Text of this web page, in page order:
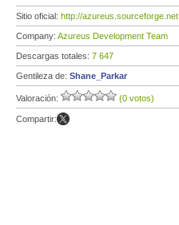
Sitio oficial: http://azureus.sourceforge.net
Company: Azureus Development Team
Descargas totales: 7 647
Gentileza de: Shane_Parkar
Valoración: (0 votos)
Compartir: